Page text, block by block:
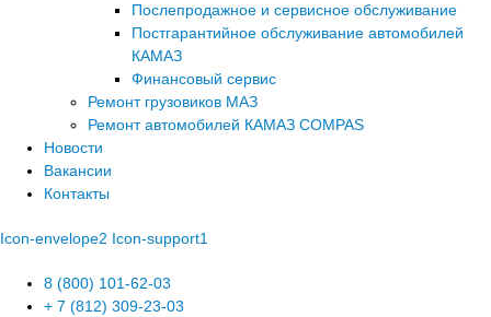
Послепродажное и сервисное обслуживание
Постгарантийное обслуживание автомобилей
КАМАЗ
Финансовый сервис
Ремонт грузовиков МАЗ
Ремонт автомобилей КАМАЗ COMPAS
Новости
Вакансии
Контакты
Icon-envelope2 Icon-support1
8 (800) 101-62-03
+ 7 (812) 309-23-03